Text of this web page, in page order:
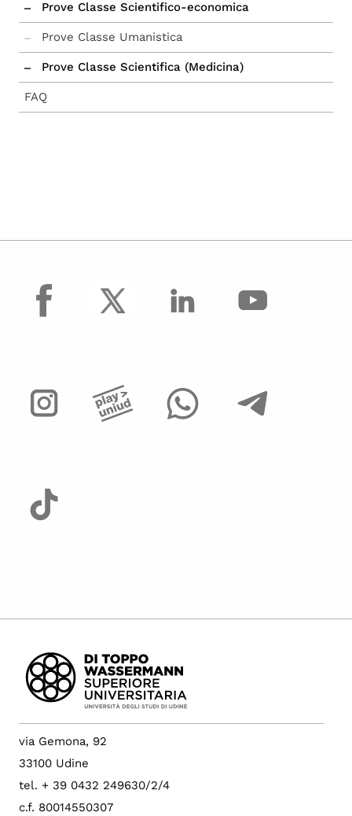
Prove Classe Scientifico-economica
Prove Classe Umanistica
Prove Classe Scientifica (Medicina)
FAQ
facebook
via Gemona, 92
33100 Udine
tel. + 39 0432 249630/2/4
c.f. 80014550307